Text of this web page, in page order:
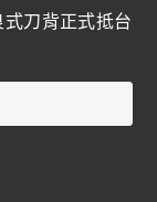
刀背正式抵台